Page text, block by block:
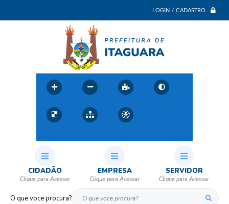
LOGIN / CADASTRO
O que voce procura?
CIDADÃO EMPRESA SERVIDOR